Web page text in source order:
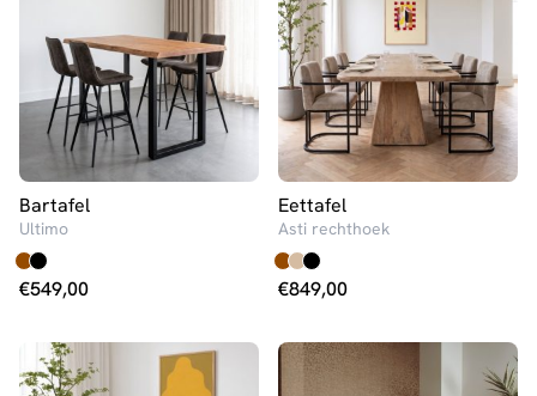
Bartafel
Ultimo
€549,00
Eettafel
Asti rechthoek
€849,00